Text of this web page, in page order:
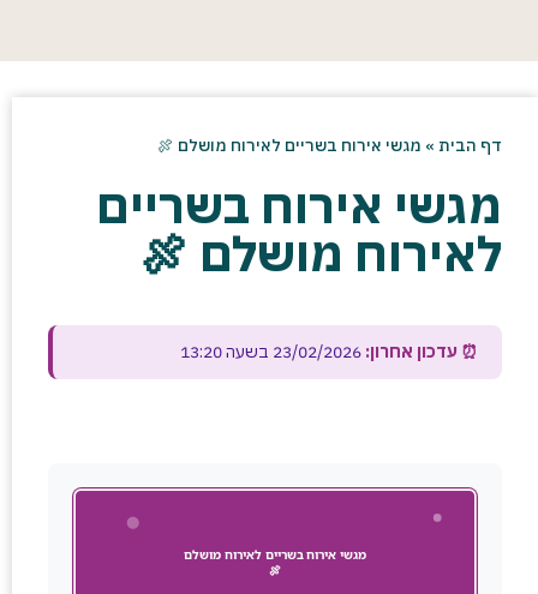
דף הבית » מגשי אירוח בשריים לאירוח מושלם 🍖
מגשי אירוח בשריים
לאירוח מושלם 🍖
⏰ עדכון אחרון: